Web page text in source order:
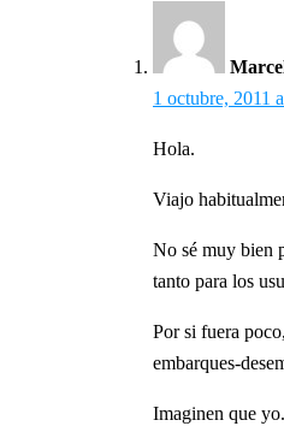
1 octubre, 2011
Hola.
Viajo
No sé muy bien
tanto para los
Por si fuera
embarques-
Imaginen que